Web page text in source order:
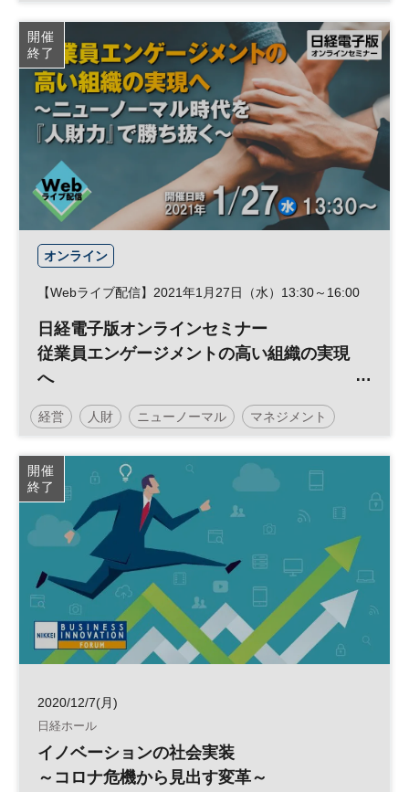
人工知能 法務 デジタル DX 参加無料
リーガルテック
開催
終了
オンライン
【Webライブ配信】2021年1月27日（水）13:30～16:00
日経電子版オンラインセミナー
従業員エンゲージメントの高い組織の実現
へ
〜ニューノーマル時代を『人財力』で勝ち
抜く〜
経営 人財 ニューノーマル マネジメント
テレワーク 労働生産性 エンゲージメント
日経オンラインセミナー
開催
終了
2020/12/7(月)
日経ホール
イノベーションの社会実装
～コロナ危機から見出す変革～